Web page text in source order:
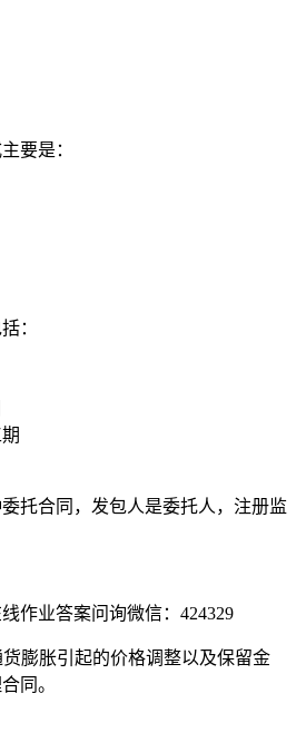
要是：
：
托合同，发包人是委托人，注册监
作业答案问询微信：424329
膨胀引起的价格调整以及保留金
同。